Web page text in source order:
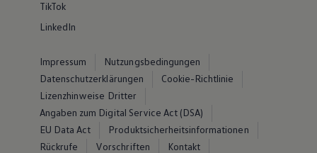
TikTok
LinkedIn
Impressum
Nutzungsbedingungen
Datenschutzerklärungen
Cookie-Richtlinie
Lizenzhinweise Dritter
Angaben zum Digital Service Act (DSA)
EU Data Act
Produktsicherheitsinformationen
Rückrufe
Vorschriften
Kontakt